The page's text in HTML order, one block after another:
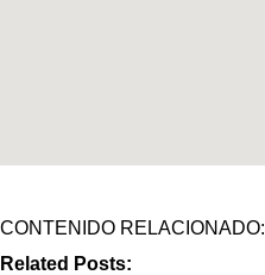
CONTENIDO RELACIONADO:
Related Posts: